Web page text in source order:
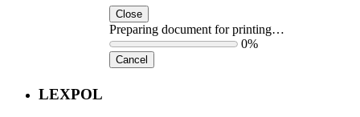
Close
Preparing document for printing…
0%
Cancel
LEXPOL